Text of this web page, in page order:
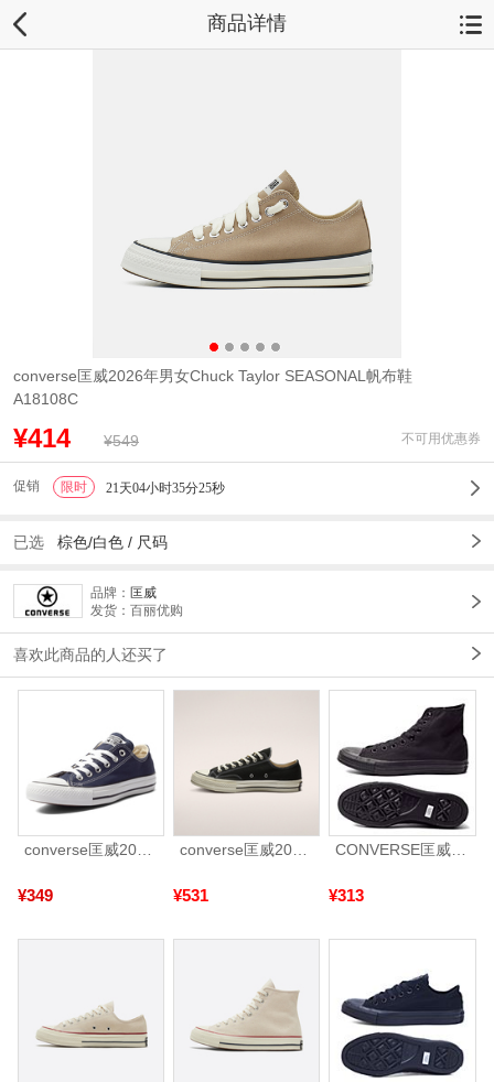
商品详情
converse匡威2026年男女Chuck Taylor SEASONAL帆布鞋
A18108C
¥414 ¥549 不可用优惠券
促销 限时 21天04小时35分25秒
已选 棕色/白色 / 尺码
品牌： 匡威
发货：百丽优购
喜欢此商品的人还买了
converse匡威2025中性中性-低帮系带-黑Chuck Taylor CORE102329
¥349
converse匡威2026年男女Chuck Taylor 70S AO帆布鞋162058C
¥531
CONVERSE匡威 2024年新款中性Chuck Taylor CORE高帮系带帆布鞋/硫化鞋1Z588（延续款）
¥313